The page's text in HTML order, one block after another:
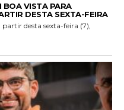
BOA VISTA PARA
DESTA SEXTA-FEIRA
desta sexta-feira (7),